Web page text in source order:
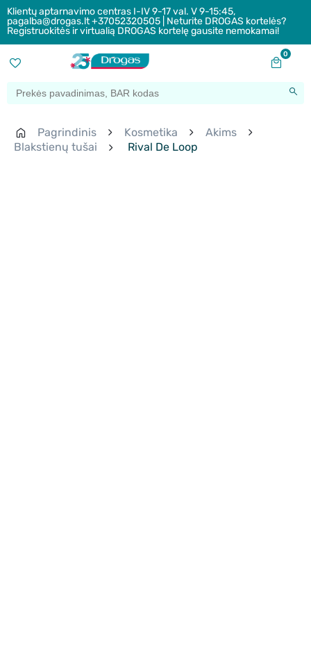
Klientų aptarnavimo centras I-IV 9-17 val. V 9-15:45,
pagalba@drogas.lt +37052320505 | Neturite DROGAS kortelės?
Registruokitės ir virtualią DROGAS kortelę gausite nemokamai!
0
Pagrindinis Kosmetika
Akims
Blakstienų tušai
Rival De Loop